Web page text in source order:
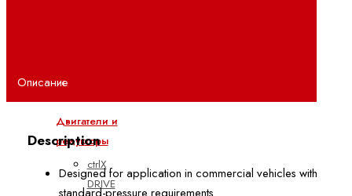
Двигатели и
редукторы
ctrlX
DRIVE
Описание
Description
Designed for application in commercial vehicles with